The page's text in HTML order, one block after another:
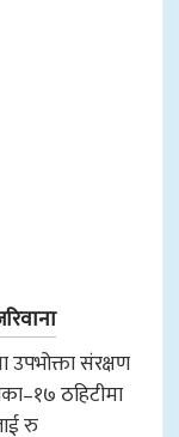
उपभोक्ता संरक्षण
ठहिटीमा
रु